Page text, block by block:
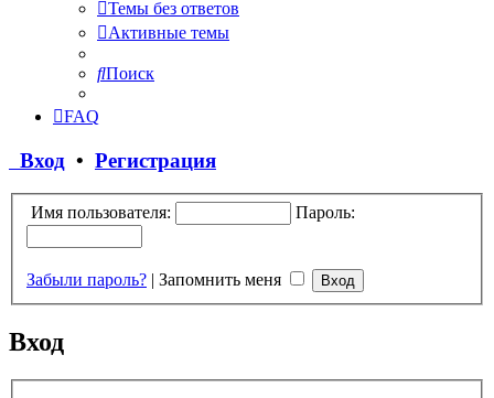
Темы без ответов
Активные темы
Поиск
FAQ
Вход • Регистрация
Имя пользователя: Пароль:
Забыли пароль? | Запомнить меня
Вход